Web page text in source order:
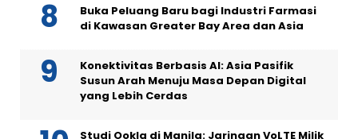
Buka Peluang Baru bagi Industri Farmasi
di Kawasan Greater Bay Area dan Asia
Konektivitas Berbasis AI: Asia Pasifik
Susun Arah Menuju Masa Depan Digital
yang Lebih Cerdas
Studi Ookla di Manila: Jaringan VoLTE Milik